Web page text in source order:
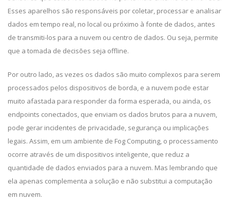
Esses aparelhos são responsáveis por coletar, processar e analisar
dados em tempo real, no local ou próximo à fonte de dados, antes
de transmiti-los para a nuvem ou centro de dados. Ou seja, permite
que a tomada de decisões seja offline.
Por outro lado, as vezes os dados são muito complexos para serem
processados pelos dispositivos de borda, e a nuvem pode estar
muito afastada para responder da forma esperada, ou ainda, os
endpoints conectados, que enviam os dados brutos para a nuvem,
pode gerar incidentes de privacidade, segurança ou implicações
legais. Assim, em um ambiente de Fog Computing, o processamento
ocorre através de um dispositivos inteligente, que reduz a
quantidade de dados enviados para a nuvem. Mas lembrando que
ela apenas complementa a solução e não substitui a computação
em nuvem.